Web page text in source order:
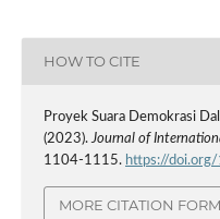
HOW TO CITE
Proyek Suara Demokrasi
(2023).Journal of
1104-1115. https://
MORE CITATION